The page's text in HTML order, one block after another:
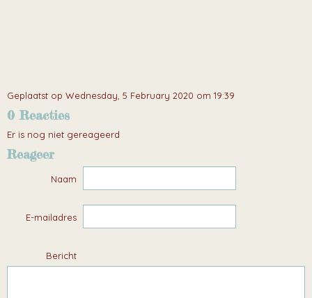
Geplaatst op Wednesday, 5 February 2020 om 19:39
0 Reacties
Er is nog niet gereageerd
Reageer
Naam
E-mailadres
Bericht